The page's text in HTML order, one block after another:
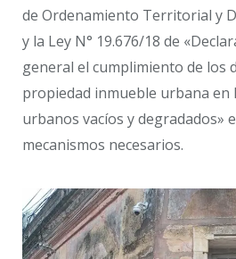
de Ordenamiento Territorial y
y la Ley N° 19.676/18 de
general el cumplimiento de los
propiedad inmueble urbana en
urbanos vacíos y degradados»
mecanismos necesarios.